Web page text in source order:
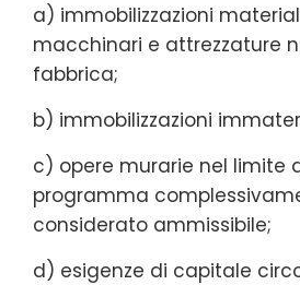
a) immobilizzazioni
macchinari e attrezzature
fabbrica;
b) immobilizzazioni
c) opere murarie nel limite
programma
considerato ammissibile;
d) esigenze di capitale